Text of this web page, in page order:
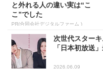
と外れる人の違い実は“こ
こ”でした
PR(合同会社デジタルファーム )
次世代スター
「日本初放送
2026.06.09